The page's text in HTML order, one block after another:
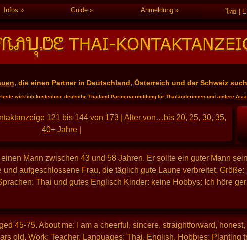
Infos Guide Anmeldung ไทย |
, die einen Partner in Deutschland, Österreich und der Schweiz
wirklich kostenlose deutsche Thailand Partnervermittlung für Thailänderinnen und andere
121 bis 144 von 173 | Alter von…bis 20, 25, 30, 35,
40+Jahre |
Mann zwischen 43 und 58 Jahren. Er sollte ein guter Mann
und aufgeschlossene Frau, die täglich gute Laune verbreitet.
Thai und gutes Englisch Kinder: keine Hobbys: Ich höre
45-75. About me: I am a cheerful, sincere, straightforward,
old. Work: Teacher. Languages: Thai, English. Hobbies: